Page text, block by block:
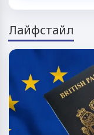
Лайфстайл